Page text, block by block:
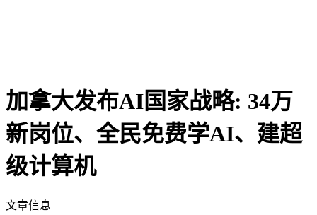
加拿大发布AI国家战略: 34万
新岗位、全民免费学AI、建超
级计算机
文章信息